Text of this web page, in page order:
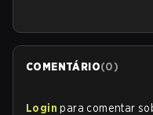
COMENTÁRIO(0)
Login para comentar